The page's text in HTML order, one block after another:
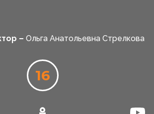
– Ольга Анатольевна Стрелкова
16